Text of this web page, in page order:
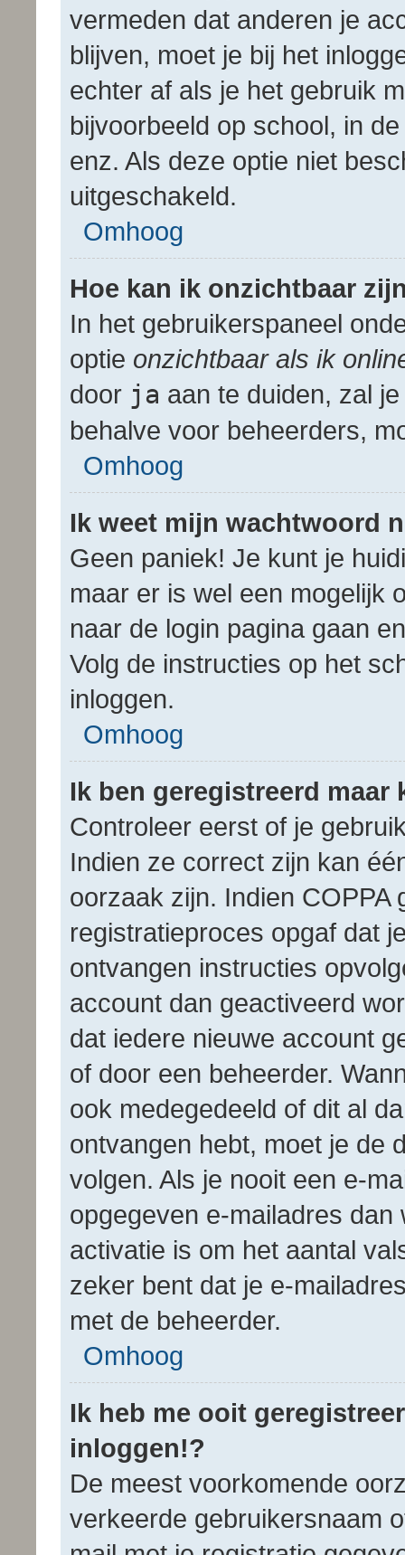
vermeden dat anderen je
blijven, moet je bij het
echter af als je het gebruik
bijvoorbeeld op school, in
enz. Als deze optie niet
uitgeschakeld.
Omhoog
Hoe kan ik onzichtbaar
In het gebruikerspaneel
optie onzichtbaar als ik
door ja aan te duiden, zal
behalve voor beheerders,
Omhoog
Ik weet mijn wachtwoord
Geen paniek! Je kunt je
maar er is wel een mogelijk
naar de login pagina gaan
Volg de instructies op het
inloggen.
Omhoog
Ik ben geregistreerd maar
Controleer eerst of je
Indien ze correct zijn kan
oorzaak zijn. Indien COPPA
registratieproces opgaf dat
ontvangen instructies
account dan geactiveerd
dat iedere nieuwe account
of door een beheerder.
ook medegedeeld of dit al
ontvangen hebt, moet je de
volgen. Als je nooit een e-
opgegeven e-mailadres
activatie is om het aantal
zeker bent dat je e-
met de beheerder.
Omhoog
Ik heb me ooit
inloggen!?
De meest voorkomende
verkeerde gebruikersnaam